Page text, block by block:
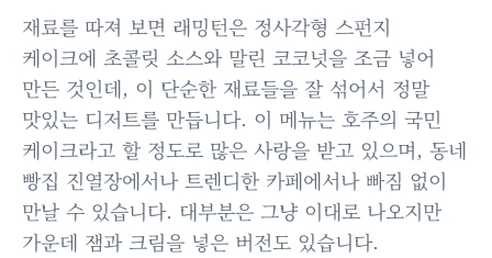
재료를 따져 보면 래밍턴은 정사각형 스펀지
케이크에 초콜릿 소스와 말린 코코넛을 조금 넣어
만든 것인데, 이 단순한 재료들을 잘 섞어서 정말
맛있는 디저트를 만듭니다. 이 메뉴는 호주의 국민
케이크라고 할 정도로 많은 사랑을 받고 있으며, 동네
빵집 진열장에서나 트렌디한 카페에서나 빠짐 없이
만날 수 있습니다. 대부분은 그냥 이대로 나오지만
가운데 잼과 크림을 넣은 버전도 있습니다.